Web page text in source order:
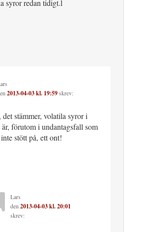
syror redan tidigt.l
2013-04-03 kl. 19:59skrev:
stämmer, volatila syror i
är, förutom i undantagsfall som
stött på, ett ont!
Lars
den 2013-04-03 kl. 20:01
skrev: